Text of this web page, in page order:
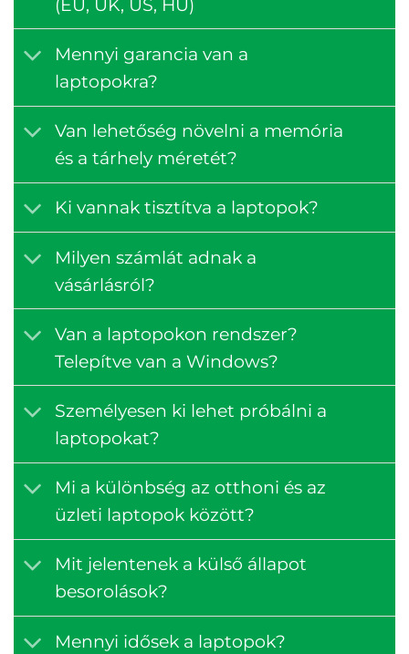
Mennyi garancia van a
laptopokra?
Van lehetőség növelni a memória
és a tárhely méretét?
Ki vannak tisztítva a laptopok?
Milyen számlát adnak a
vásárlásról?
Van a laptopokon rendszer?
Telepítve van a Windows?
Személyesen ki lehet próbálni a
laptopokat?
Mi a különbség az otthoni és az
üzleti laptopok között?
Mit jelentenek a külső állapot
besorolások?
Mennyi idősek a laptopok?